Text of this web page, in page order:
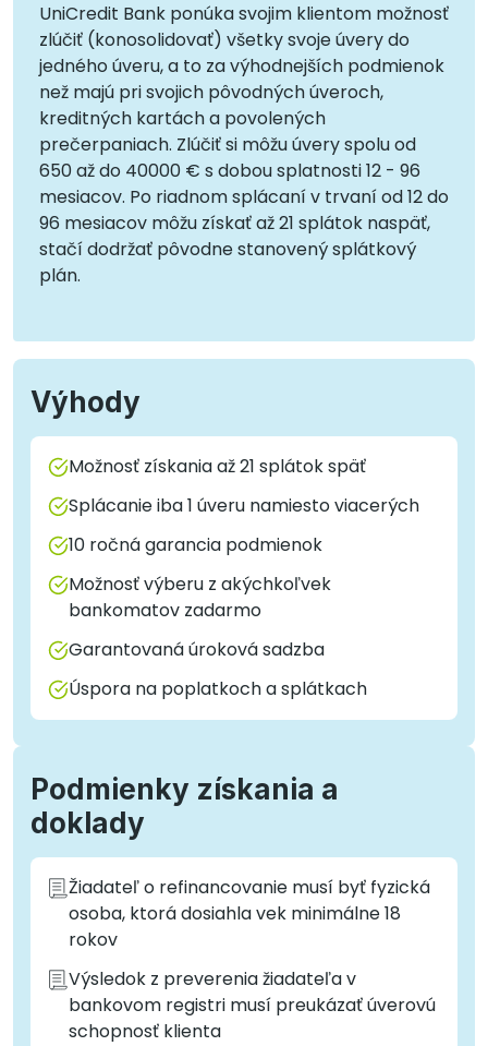
UniCredit Bank ponúka svojim klientom možnosť
zlúčiť (konosolidovať) všetky svoje úvery do
jedného úveru, a to za výhodnejších podmienok
než majú pri svojich pôvodných úveroch,
kreditných kartách a povolených
prečerpaniach. Zlúčiť si môžu úvery spolu od
650 až do 40000 € s dobou splatnosti 12 - 96
mesiacov. Po riadnom splácaní v trvaní od 12 do
96 mesiacov môžu získať až 21 splátok naspäť,
stačí dodržať pôvodne stanovený splátkový
plán.
Výhody
Možnosť získania až 21 splátok späť
Splácanie iba 1 úveru namiesto viacerých
10 ročná garancia podmienok
Možnosť výberu z akýchkoľvek
bankomatov zadarmo
Garantovaná úroková sadzba
Úspora na poplatkoch a splátkach
Podmienky získania a
doklady
Žiadateľ o refinancovanie musí byť fyzická
osoba, ktorá dosiahla vek minimálne 18
rokov
Výsledok z preverenia žiadateľa v
bankovom registri musí preukázať úverovú
schopnosť klienta